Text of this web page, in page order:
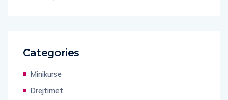
Categories
Minikurse
Drejtimet